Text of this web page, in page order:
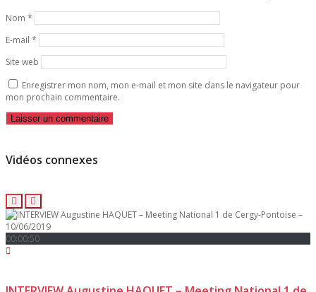
Nom *
E-mail *
Site web
Enregistrer mon nom, mon e-mail et mon site dans le navigateur pour
mon prochain commentaire.
Vidéos connexes
00:00:50